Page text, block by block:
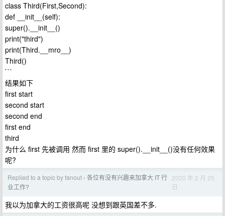
class Third(First,Second):
def __init__(self):
super().__init__()
print("third")
print(Third.__mro__)
Third()
```
结果如下
first start
second start
second end
first end
third
为什么 first 先被调用 然而 first 里的 super().__init__()没有任何效果
呢?
Replied to a topic by fanout › 各位有没有兴趣来加拿大 IT 行
业工作?
2020 年 2 月 25
日
我以为加拿大的工资很高呢 没想到跟英国差不多.